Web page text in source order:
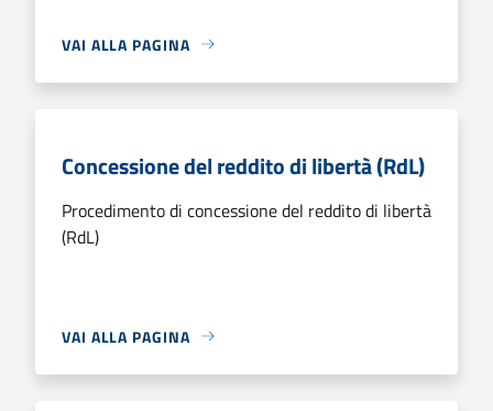
VAI ALLA PAGINA
Concessione del reddito di libertà (RdL)
Procedimento di concessione del reddito di libertà
(RdL)
VAI ALLA PAGINA